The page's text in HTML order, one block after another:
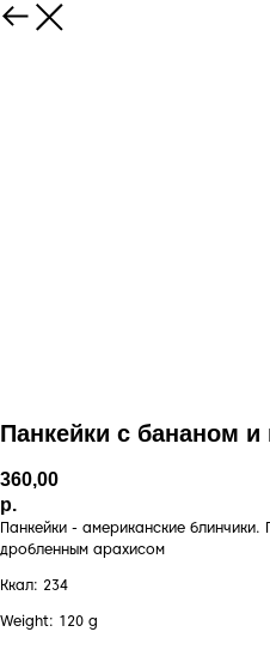
Панкейки с бананом и
360,00
р.
Панкейки - американские
дробленным арахисом
Ккал: 234
Weight: 120 g